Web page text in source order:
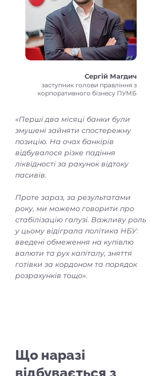
Сергій Магдич
заступник голови правління з
корпоративного бізнесу ПУМБ
«Перші два місяці банки були
змушені зайняти спостережну
позицію. На очах банкірів
відбувалося різке падіння
ліквідності за рахунок відтоку
пасивів.
Проте зараз, за результатами
року, ми можемо говорити про
стабілізацію галузі. Важливу роль
у цьому відіграла політика НБУ:
введені обмеження на купівлю
валюти та рух капіталу, зняття
готівки за кордоном та порядок
розрахунків тощо».
Що наразі
відбувається з